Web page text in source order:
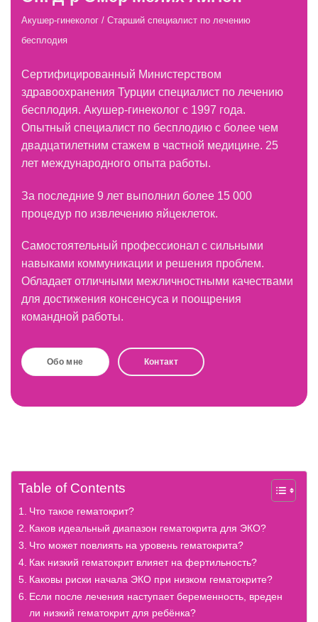
Акушер-гинеколог / Старший специалист по лечению
бесплодия
Сертифицированный Министерством
здравоохранения Турции специалист по лечению
бесплодия. Акушер-гинеколог с 1997 года.
Опытный специалист по бесплодию с более чем
двадцатилетним стажем в частной медицине. 25
лет международного опыта работы.
За последние 9 лет выполнил более 15 000
процедур по извлечению яйцеклеток.
Самостоятельный профессионал с сильными
навыками коммуникации и решения проблем.
Обладает отличными межличностными качествами
для достижения консенсуса и поощрения
командной работы.
Обо мне Контакт
Table of Contents
Что такое гематокрит?
Каков идеальный диапазон гематокрита для ЭКО?
Что может повлиять на уровень гематокрита?
Как низкий гематокрит влияет на фертильность?
Каковы риски начала ЭКО при низком гематокрите?
Если после лечения наступает беременность, вреден
ли низкий гематокрит для ребёнка?